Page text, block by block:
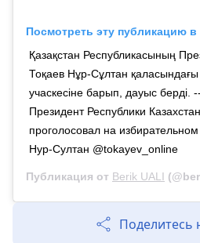
Посмотреть эту публикацию в
Қазақстан Республикасының
Тоқаев Нұр-Сұлтан
учаскесіне барып, дауыс берді.
Президент Республики
проголосовал на
Нур-Султан @tokayev_online
Публикация от Berik UALI
Поделитесь